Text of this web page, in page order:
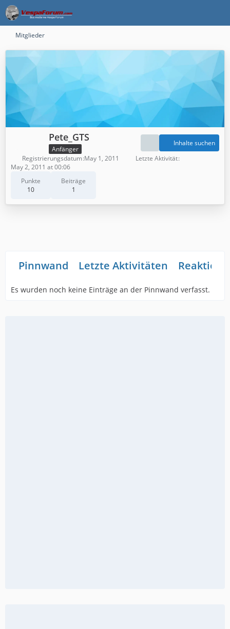
Mitglieder
Pete_GTS
Anfänger
Punkte
10
Beiträge
1
Inhalte suchen
Registrierungsdatum May 1, 2011
Letzte Aktivität
May 2, 2011 at 00:06
Pinnwand Letzte Aktivitäten
Es wurden noch keine Einträge an der Pinnwand verfasst.